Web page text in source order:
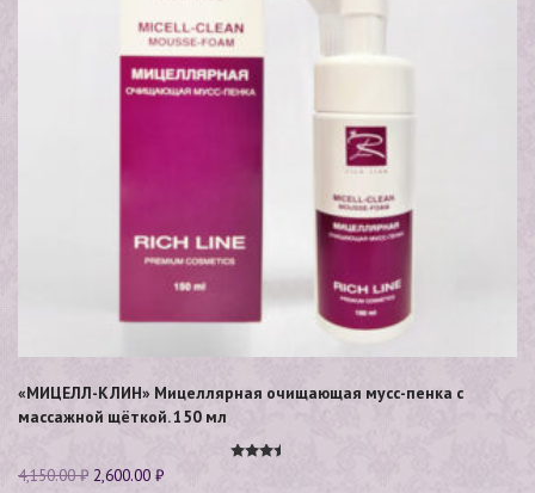
«МИЦЕЛЛ-КЛИН» Мицеллярная очищающая мусс-пенка с
массажной щёткой. 150 мл
4,150.00₽ 2,600.00 ₽